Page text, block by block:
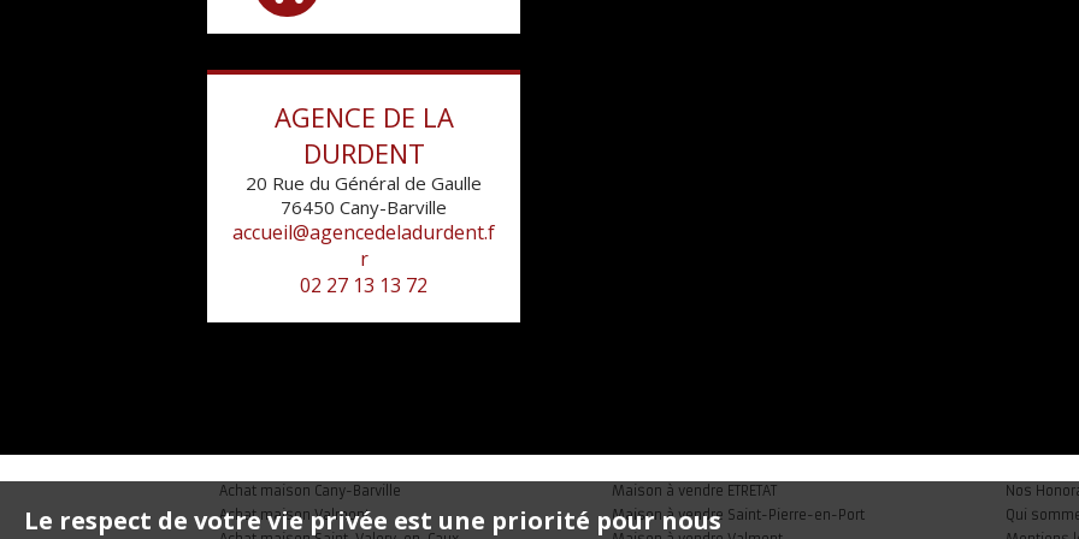
AGENCE DE LA
DURDENT
20 Rue du Général de Gaulle
76450 Cany-Barville
accueil@agencedeladurdent.f
r
02 27 13 13 72
Achat maison Cany-Barville
Achat maison Valmont
Maison à vendre ETRETAT
Maison à vendre Saint-Pierre-en-Port
Nos
Qui
Le respect de votre vie privée est une priorité pour nous